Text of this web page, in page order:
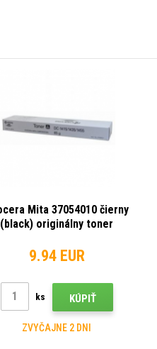
Mita 37054010 čierny
(black) originálny toner
9.94 EUR
ks KÚPIŤ
ZVYČAJNE 2 DNI